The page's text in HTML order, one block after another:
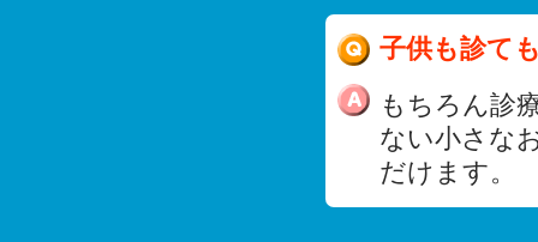
子供も診て
もちろん診
ない小さな
だけます。